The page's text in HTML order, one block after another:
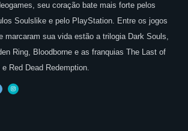
seu coração bate mais forte pelos
Soulslike e pelo PlayStation. Entre os jogos
marcaram sua vida estão a trilogia Dark Souls,
Ring, Bloodborne e as franquias The Last of
e Red Dead Redemption.